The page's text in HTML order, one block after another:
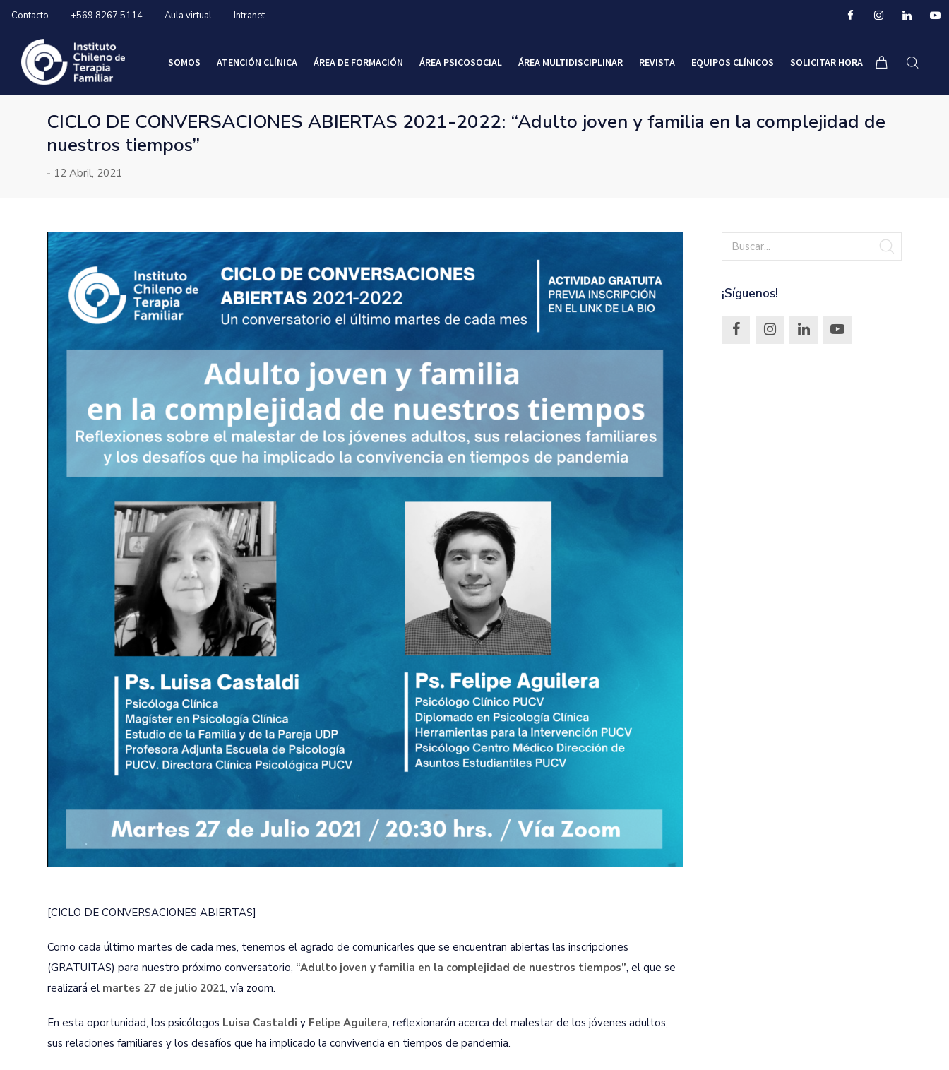
Contacto +569 8267 5114 Aula virtual Intranet
SOMOS ATENCIÓN CLÍNICA ÁREA DE FORMACIÓN ÁREA PSICOSOCIAL ÁREA MULTIDISCIPLINAR REVISTA EQUIPOS CLÍNICOS SOLICITAR HORA
CICLO DE CONVERSACIONES ABIERTAS 2021-2022: “Adulto joven y familia en la complejidad de
nuestros tiempos”
- 12 Abril, 2021
[CICLO DE CONVERSACIONES ABIERTAS]
Como cada último martes de cada mes, tenemos el agrado de comunicarles que se encuentran abiertas las inscripciones
(GRATUITAS) para nuestro próximo conversatorio, “Adulto joven y familia en la complejidad de nuestros tiempos”, el que se
realizará el martes 27 de julio 2021, vía zoom.
En esta oportunidad, los psicólogos Luisa Castaldi y Felipe Aguilera, reflexionarán acerca del malestar de los jóvenes adultos,
sus relaciones familiares y los desafíos que ha implicado la convivencia en tiempos de pandemia.
¡Síguenos!